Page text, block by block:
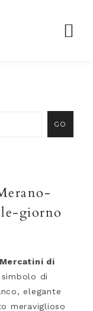
giorno
Mercatini di
di
elegante
meraviglioso